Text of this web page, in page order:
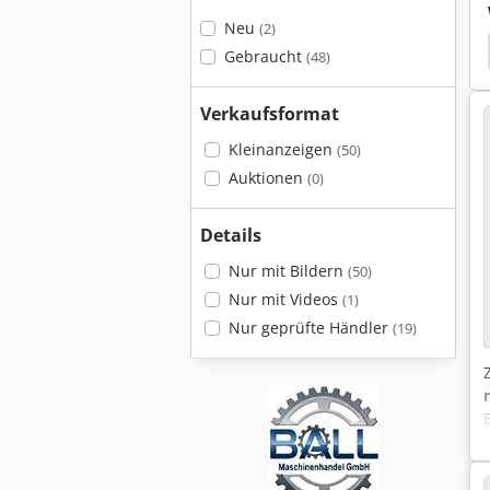
Neu (2)
Gebraucht (48)
Verkaufsformat
Kleinanzeigen (50)
Auktionen (0)
Details
Nur mit Bildern (50)
Nur mit Videos (1)
Nur geprüfte Händler (19)
Kaltenbach Kks 400 E